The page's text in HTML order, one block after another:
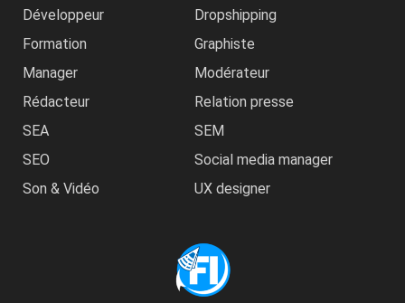
Développeur
Dropshipping
Formation
Graphiste
Manager
Modérateur
Rédacteur
Relation presse
SEA
SEM
SEO
Social media manager
Son & Vidéo
UX designer